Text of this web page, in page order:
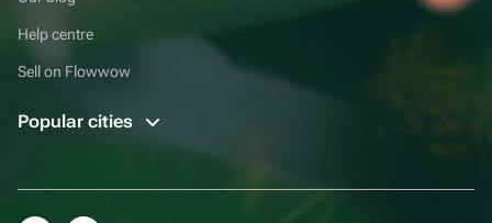
Help centre
Sell on Flowwow
Popular cities